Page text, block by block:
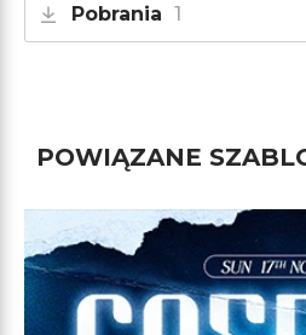
Pobrania 1
POWIĄZANE